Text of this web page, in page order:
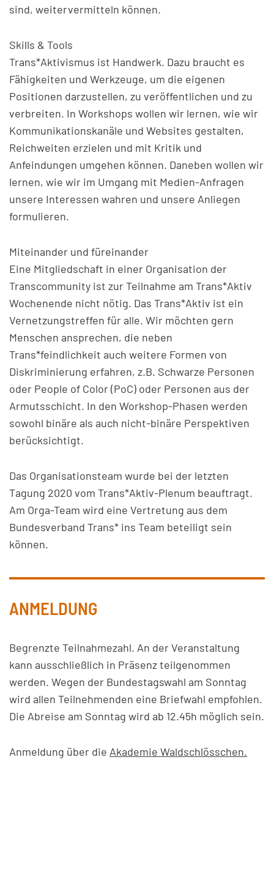
sind, weitervermitteln können.
Skills & Tools
Trans*Aktivismus ist Handwerk. Dazu braucht es
Fähigkeiten und Werkzeuge, um die eigenen
Positionen darzustellen, zu veröffentlichen und zu
verbreiten. In Workshops wollen wir lernen, wie wir
Kommunikationskanäle und Websites gestalten,
Reichweiten erzielen und mit Kritik und
Anfeindungen umgehen können. Daneben wollen wir
lernen, wie wir im Umgang mit Medien-Anfragen
unsere Interessen wahren und unsere Anliegen
formulieren.
Miteinander und füreinander
Eine Mitgliedschaft in einer Organisation der
Transcommunity ist zur Teilnahme am Trans*Aktiv
Wochenende nicht nötig. Das Trans*Aktiv ist ein
Vernetzungstreffen für alle. Wir möchten gern
Menschen ansprechen, die neben
Trans*feindlichkeit auch weitere Formen von
Diskriminierung erfahren, z.B. Schwarze Personen
oder People of Color (PoC) oder Personen aus der
Armutsschicht. In den Workshop-Phasen werden
sowohl binäre als auch nicht-binäre Perspektiven
berücksichtigt.
Das Organisationsteam wurde bei der letzten
Tagung 2020 vom Trans*Aktiv-Plenum beauftragt.
Am Orga-Team wird eine Vertretung aus dem
Bundesverband Trans* ins Team beteiligt sein
können.
ANMELDUNG
Begrenzte Teilnahmezahl. An der Veranstaltung
kann ausschließlich in Präsenz teilgenommen
werden. Wegen der Bundestagswahl am Sonntag
wird allen Teilnehmenden eine Briefwahl empfohlen.
Die Abreise am Sonntag wird ab 12.45h möglich sein.
Anmeldung über die Akademie Waldschlösschen.